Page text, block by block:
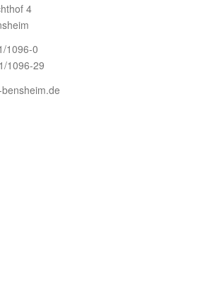
4
1096-0
1096-29